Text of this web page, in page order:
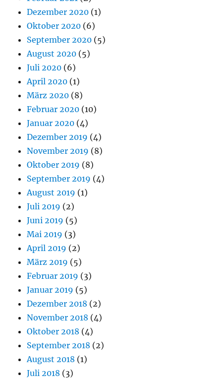
Dezember 2020 (1)
Oktober 2020 (6)
September 2020 (5)
August 2020 (5)
Juli 2020 (6)
April 2020 (1)
März 2020 (8)
Februar 2020 (10)
Januar 2020 (4)
Dezember 2019 (4)
November 2019 (8)
Oktober 2019 (8)
September 2019 (4)
August 2019 (1)
Juli 2019 (2)
Juni 2019 (5)
Mai 2019 (3)
April 2019 (2)
März 2019 (5)
Februar 2019 (3)
Januar 2019 (5)
Dezember 2018 (2)
November 2018 (4)
Oktober 2018 (4)
September 2018 (2)
August 2018 (1)
Juli 2018 (3)